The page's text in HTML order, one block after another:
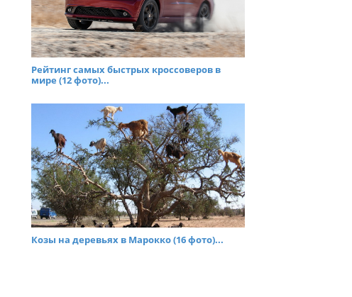
Рейтинг самых быстрых кроссоверов в
мире (12 фото)...
Козы на деревьях в Марокко (16 фото)...